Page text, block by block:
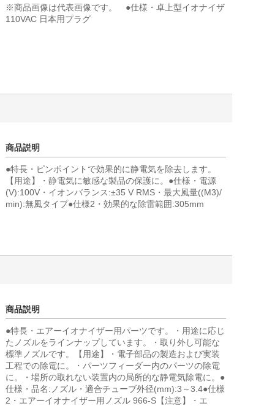
※商品画像は代表画像です。 ●仕様・卓上型イオナイザ
110VAC 日本用プラグ
商品説明
●特長・ピンポイントで効果的に静電気を除去します。
【用途】・静電気に敏感な製品の保護に。●仕様・電源
(V):100V・イオンバランス:±35 V RMS・最大風量((M3)/
min):無風タイプ●仕様2・効果的な除雷範囲:305mm
商品説明
●特長・エアーイオナイザー用パーツです。・用途に応じ
たノズルをラインナップしています。・取り外し可能な
標準ノズルです。【用途】・電子部品の製造および実装
工程での除電に。・パーツフィーダー内のパーツの除電
に。・場所の取れない装置内の局所的な静電気除電に。●
仕様・品名:ノズル・適合チューブ外径(mm):3～3.4●仕様
2・エアーイオナイザー用ノズル 966-S【注意】・エ